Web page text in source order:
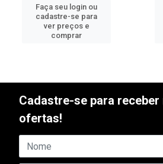
Faça seu login ou
cadastre-se para
ver preços e
comprar
Cadastre-se para receber
ofertas!